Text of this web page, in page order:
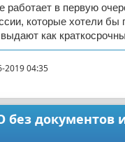
работает в первую
которые хотели бы
как
2019 04:35
без документов